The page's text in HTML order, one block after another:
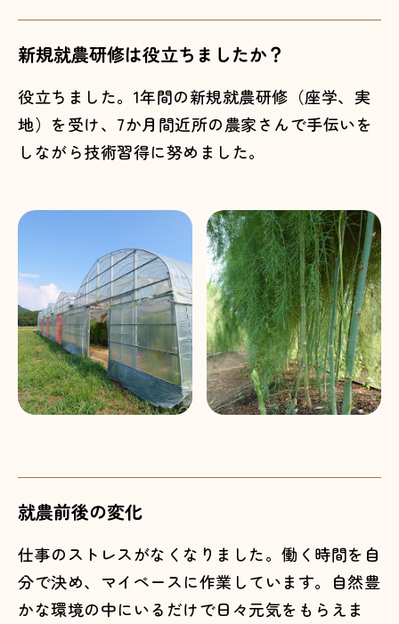
新規就農研修は役立ちましたか？
役立ちました。1年間の新規就農研修（座学、実
地）を受け、7か月間近所の農家さんで手伝いを
しながら技術習得に努めました。
就農前後の変化
仕事のストレスがなくなりました。働く時間を自
分で決め、マイペースに作業しています。自然豊
かな環境の中にいるだけで日々元気をもらえま